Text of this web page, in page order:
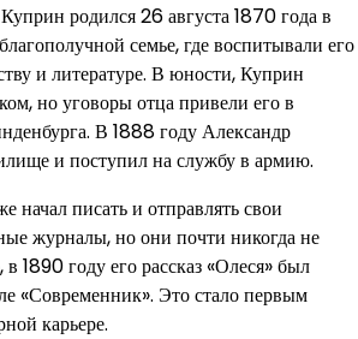
родился 26 августа 1870 года в
семье, где воспитывали его
и литературе. В юности, Куприн
но уговоры отца привели его в
В 1888 году Александр
и поступил на службу в армию.
начал писать и отправлять свои
журналы, но они почти никогда не
1890 году его рассказ «Олеся» был
«Современник». Это стало первым
карьере.